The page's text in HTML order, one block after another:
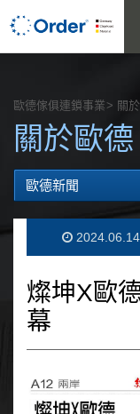
歐德傢俱連鎖事業 關
關於歐德
歐德新聞
2024.06.14
燦坤X歐
幕